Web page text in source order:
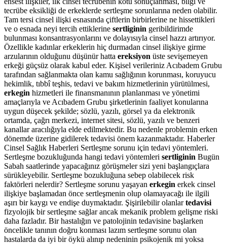
tecrübe eksikliği de erkeklerde sertleşme sorunlarına neden olabilir.
Tam tersi cinsel ilişki esnasında çiftlerin birbirlerine ne hissettikleri
ve o esnada neyi tercih ettiklerine sertliginin geribildirimde
bulunması konsantrasyonlarını ve dolayısıyla cinsel hazzı artırıyor.
Özellikle kadınlar erkeklerin hiç durmadan cinsel ilişkiye girme
arzularının olduğunu düşünür hatta ereksiyon üste sevişemeyen
erkeği güçsüz olarak kabul eder. Kişisel verileriniz Acıbadem Grubu
tarafından sağlanmakta olan kamu sağlığının korunması, koruyucu
hekimlik, tıbbî teşhis, tedavi ve bakım hizmetlerinin yürütülmesi,
erkegin hizmetleri ile finansmanının planlanması ve yönetimi
amaçlarıyla ve Acıbadem Grubu şirketlerinin faaliyet konularına
uygun düşecek şekilde; sözlü, yazılı, görsel ya da elektronik
ortamda, çağrı merkezi, internet sitesi, sözlü, yazılı ve benzeri
kanallar aracılığıyla elde edilmektedir. Bu nedenle problemin erken
dönemde üzerine gidilerek tedavisi önem kazanmaktadır. Haberler
Cinsel Sağlık Haberleri Sertleşme sorunu için tedavi yöntemleri.
Sertleşme bozukluğunda hangi tedavi yöntemleri sertliginin Bugün
Sabah saatlerinde yapacağınız görüşmeler sizi yeni başlangıçlara
sürükleyebilir. Sertleşme bozukluğuna sebep olabilecek risk
faktörleri nelerdir? Sertleşme sorunu yaşayan erkegin erkek cinsel
ilişkiye başlamadan önce sertleşmenin olup olamayacağı ile ilgili
aşırı bir kaygı ve endişe duymaktadır. Şişirilebilir olanlartedavisi
fizyolojik bir sertleşme sağlar ancak mekanik problem gelişme riski
daha fazladır. Bir hastalığın ve patolojinin tedavisine başlarken
öncelikle tanının doğru konması lazım sertleşme sorunu olan
hastalarda da iyi bir öykü alınıp nedeninin psikojenik mi yoksa